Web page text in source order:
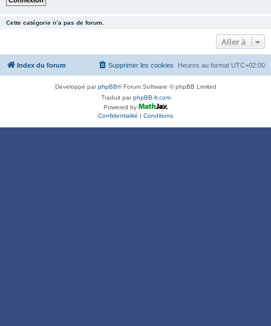
Cette catégorie n’a pas de forum.
Aller à
Index du forum Heures au format UTC+02:00
Supprimer les cookies
Développé parphpBB® Forum Software © phpBB Limited
Traduit parphpBB-fr.com
Powered by
Confidentialité | Conditions